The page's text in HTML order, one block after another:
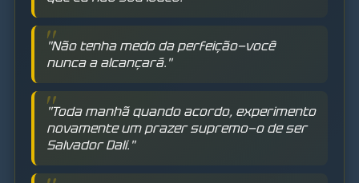
"Não tenha medo da perfeição—você
nunca a alcançará."
"Toda manhã quando acordo, experimento
novamente um prazer supremo—o de ser
Salvador Dalí."